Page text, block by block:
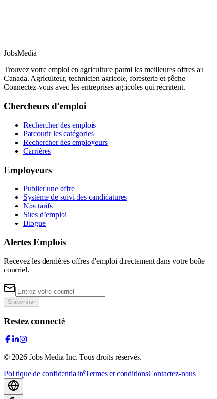
JobsMedia
Trouvez votre emploi en agriculture parmi les meilleures offres au
Canada. Agriculteur, technicien agricole, foresterie et pêche.
Connectez-vous avec les entreprises agricoles qui recrutent.
Chercheurs d'emploi
Rechercher des emplois
Parcourir les catégories
Rechercher des employeurs
Carrières
Employeurs
Publier une offre
Système de suivi des candidatures
Nos tarifs
Sites d’emploi
Blogue
Alertes Emplois
Recevez les dernières offres d'emploi directement dans votre boîte
courriel.
S'abonner
Restez connecté
© 2026 Jobs Media Inc. Tous droits réservés.
Politique de confidentialitéTermes et conditionsContactez-nous